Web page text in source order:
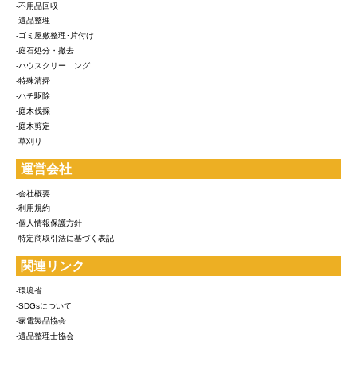
-不用品回収
-遺品整理
-ゴミ屋敷整理･片付け
-庭石処分・撤去
-ハウスクリーニング
-特殊清掃
-ハチ駆除
-庭木伐採
-庭木剪定
-草刈り
運営会社
-会社概要
-利用規約
-個人情報保護方針
-特定商取引法に基づく表記
関連リンク
-環境省
-SDGsについて
-家電製品協会
-遺品整理士協会